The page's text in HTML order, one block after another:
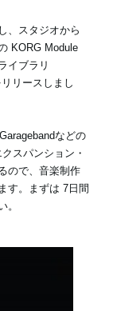
、スタジオから
KORG Module
イブラリ
リースしまし
などの
スパンション・
ので、音楽制作
す。まずは 7日間
。